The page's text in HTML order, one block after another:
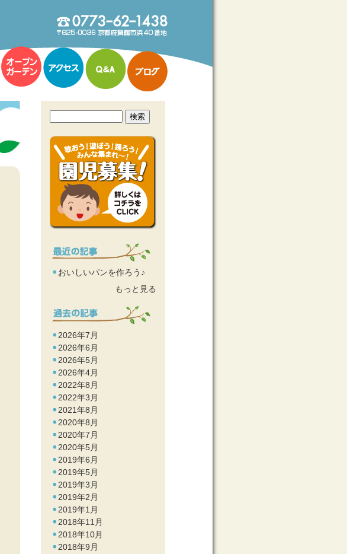
おいしいパンを作ろう♪
もっと見る
2026年7月
2026年6月
2026年5月
2026年4月
2022年8月
2022年3月
2021年8月
2020年8月
2020年7月
2020年5月
2019年6月
2019年5月
2019年3月
2019年2月
2019年1月
2018年11月
2018年10月
2018年9月